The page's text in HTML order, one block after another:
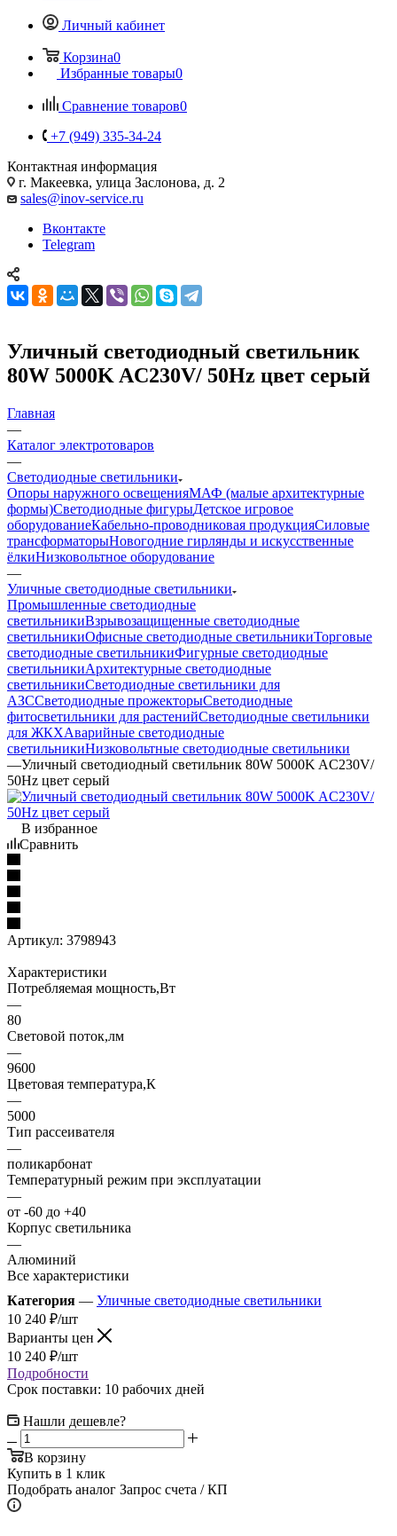
Личный кабинет
Корзина0
Избранные товары0
Сравнение товаров0
+7 (949) 335-34-24
Контактная информация
г. Макеевка, улица Заслонова, д. 2
sales@inov-service.ru
Вконтакте
Telegram
Уличный светодиодный светильник
80W 5000K AC230V/ 50Hz цвет серый
Главная
—
Каталог электротоваров
—
Светодиодные светильники
Опоры наружного освещенияМАФ (малые архитектурные
формы)Светодиодные фигурыДетское игровое
оборудованиеКабельно-проводниковая продукцияСиловые
трансформаторыНовогодние гирлянды и искусственные
ёлкиНизковольтное оборудование
—
Уличные светодиодные светильники
Промышленные светодиодные
светильникиВзрывозащищенные светодиодные
светильникиОфисные светодиодные светильникиТорговые
светодиодные светильникиФигурные светодиодные
светильникиАрхитектурные светодиодные
светильникиСветодиодные светильники для
АЗССветодиодные прожекторыСветодиодные
фитосветильники для растенийСветодиодные светильники
для ЖКХАварийные светодиодные
светильникиНизковольтные светодиодные светильники
—Уличный светодиодный светильник 80W 5000K AC230V/
50Hz цвет серый
В избранное
Сравнить
Артикул: 3798943
Характеристики
Потребляемая мощность,Вт
—
80
Световой поток,лм
—
9600
Цветовая температура,К
—
5000
Тип рассеивателя
—
поликарбонат
Температурный режим при эксплуатации
—
от -60 до +40
Корпус светильника
—
Алюминий
Все характеристики
Категория — Уличные светодиодные светильники
10 240 ₽/шт
Варианты цен
10 240 ₽/шт
Подробности
Срок поставки: 10 рабочих дней
Нашли дешевле?
В корзину
Купить в 1 клик
Подобрать аналог Запрос счета / КП